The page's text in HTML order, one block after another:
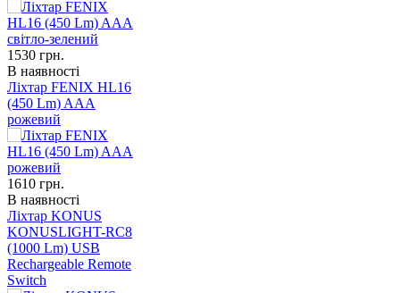
1530 грн.
В наявності
Ліхтар FENIX HL16
(450 Lm) AAA
рожевий
1610 грн.
В наявності
Ліхтар KONUS
KONUSLIGHT-RC8
(1000 Lm) USB
Rechargeable Remote
Switch